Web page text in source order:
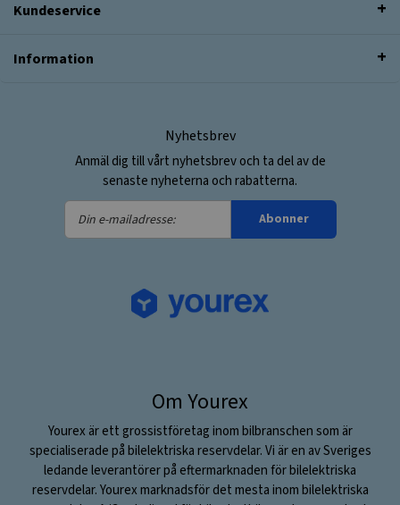
Kundeservice
Information
Nyhetsbrev
Anmäl dig till vårt nyhetsbrev och ta del av de
senaste nyheterna och rabatterna.
Din
e-
Abonner
Om Yourex
Yourex är ett grossistföretag inom bilbranschen som är
specialiserade på bilelektriska reservdelar. Vi är en av Sveriges
ledande leverantörer på eftermarknaden för bilelektriska
reservdelar. Yourex marknadsför det mesta inom bilelektriska